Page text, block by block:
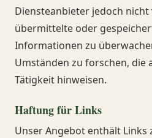
Diensteanbieter jedoch
übermittelte oder
Informationen zu
Umständen zu forschen, die
Tätigkeit hinweisen.
Haftung für Links
Unser Angebot enthält Links